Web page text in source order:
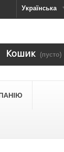
Українська
Кошик (пусто)